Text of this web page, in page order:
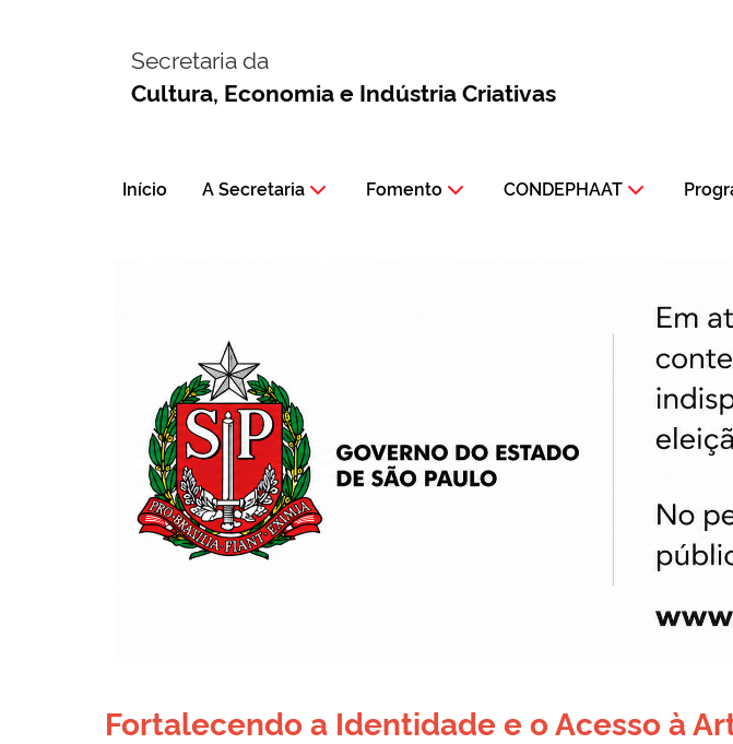
Secretaria da
Cultura, Economia e Indústria Criativas
Início A Secretaria Fomento CONDEPHAAT
Fortalecendo a Identidade e o Acesso à